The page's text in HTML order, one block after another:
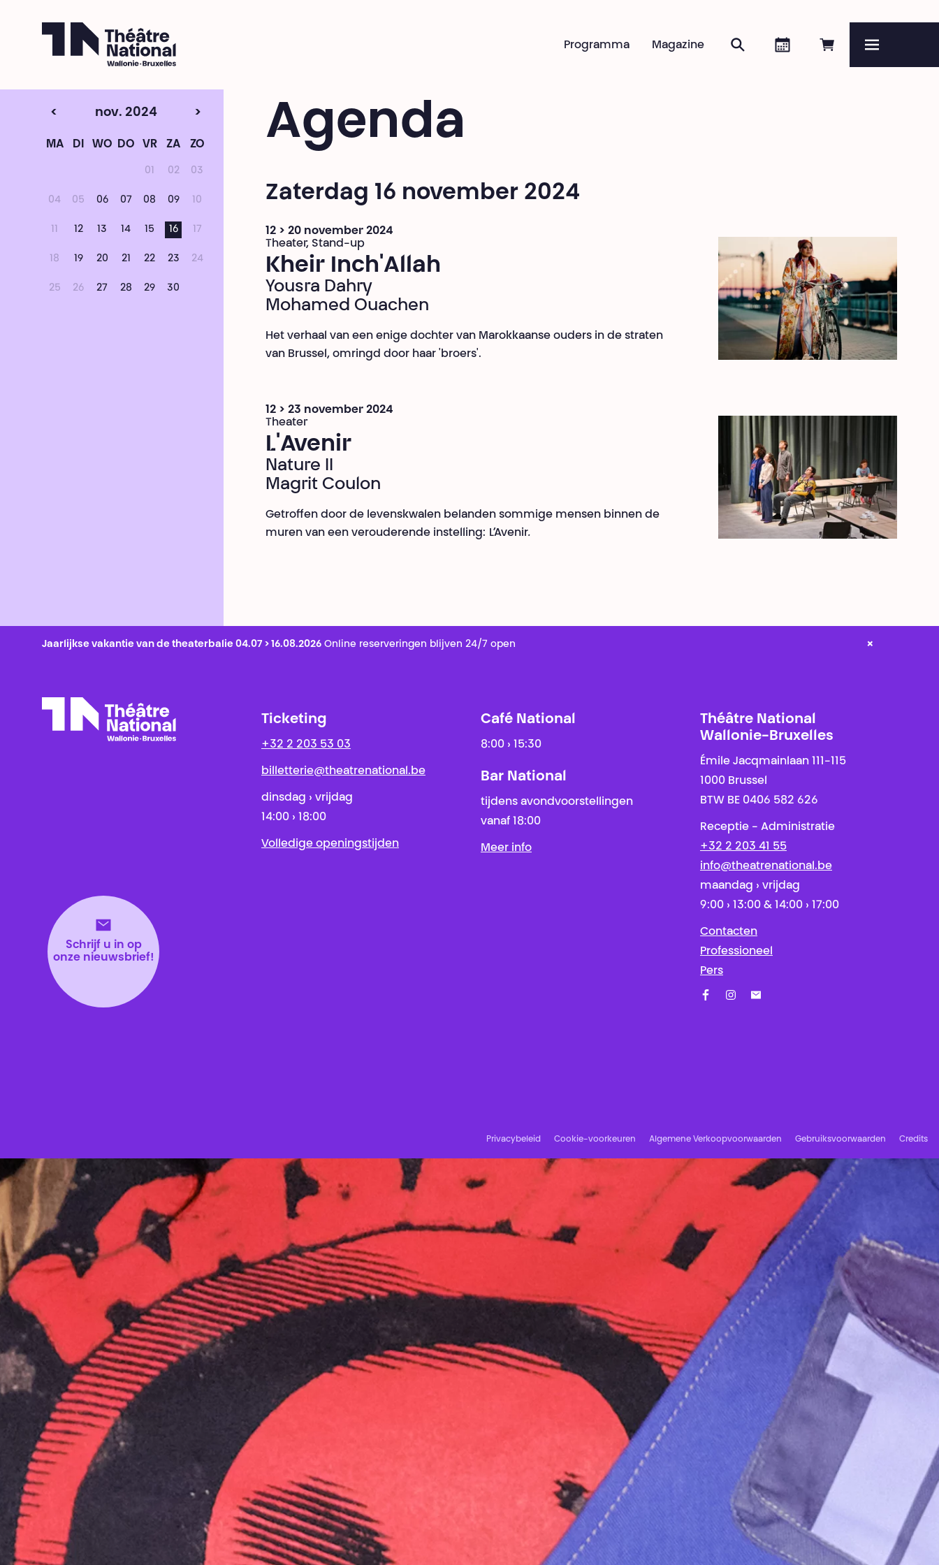
Online reserveren
Agenda
Zoeken
Magazine
Programma
Agenda
< nov. 2024 >
MA DI WO DO VR ZA ZO
01 02 03
04 05 06 07 08 09 10
11 12 13 14 15 16 17
18 19 20 21 22 23 24
25 26 27 28 29 30
Zaterdag 16 november 2024
12 > 20 november 2024
Theater, Stand-up
Kheir Inch'Allah
Yousra Dahry
Mohamed Ouachen
Het verhaal van een enige dochter van Marokkaanse ouders in de straten
van Brussel, omringd door haar 'broers'.
12 > 23 november 2024
Theater
L'Avenir
Nature II
Magrit Coulon
Getroffen door de levenskwalen belanden sommige mensen binnen de
muren van een verouderende instelling: L’Avenir.
Jaarlijkse vakantie van de theaterbalie 04.07 > 16.08.2026 Online reserveringen blijven 24/7 open ×
Schrijf u in op
onze nieuwsbrief!
Ticketing
+32 2 203 53 03
billetterie@theatrenational.be
dinsdag › vrijdag
14:00 › 18:00
Volledige openingstijden
Café National
8:00 › 15:30
Bar National
tijdens avondvoorstellingen
vanaf 18:00
Meer info
Théâtre National
Wallonie-Bruxelles
Émile Jacqmainlaan 111-115
1000 Brussel
BTW BE 0406 582 626
Receptie - Administratie
+32 2 203 41 55
info@theatrenational.be
maandag › vrijdag
9:00 › 13:00 & 14:00 › 17:00
Contacten
Professioneel
Pers
Privacybeleid Cookie-voorkeuren Algemene Verkoopvoorwaarden Gebruiksvoorwaarden Credits